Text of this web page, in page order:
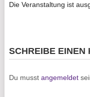
Die Veranstaltung ist
SCHREIBE EINEN
Du musst angemeldet